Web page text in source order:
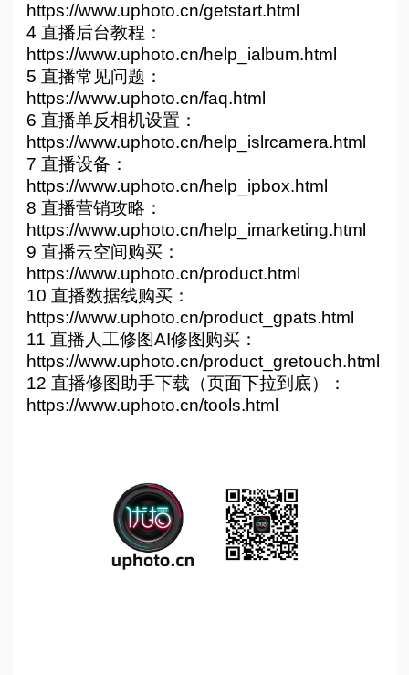
https://www.uphoto.cn/getstart.html
4 直播后台教程：
https://www.uphoto.cn/help_ialbum.html
5 直播常见问题：
https://www.uphoto.cn/faq.html
6 直播单反相机设置：
https://www.uphoto.cn/help_islrcamera.html
7 直播设备：
https://www.uphoto.cn/help_ipbox.html
8 直播营销攻略：
https://www.uphoto.cn/help_imarketing.html
9 直播云空间购买：
https://www.uphoto.cn/product.html
10 直播数据线购买：
https://www.uphoto.cn/product_gpats.html
11 直播人工修图AI修图购买：
https://www.uphoto.cn/product_gretouch.html
12 直播修图助手下载（页面下拉到底）：
https://www.uphoto.cn/tools.html